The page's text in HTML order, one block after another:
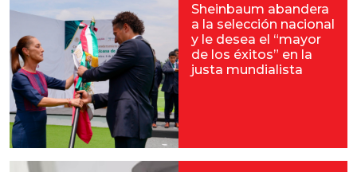
Sheinbaum abandera
a la selección nacional
y le desea el “mayor
de los éxitos” en la
justa mundialista